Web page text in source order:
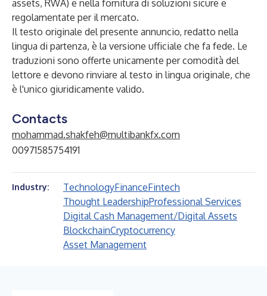
assets, RWA) e nella fornitura di soluzioni sicure e
regolamentate per il mercato.
Il testo originale del presente annuncio, redatto nella
lingua di partenza, è la versione ufficiale che fa fede. Le
traduzioni sono offerte unicamente per comodità del
lettore e devono rinviare al testo in lingua originale, che
è l'unico giuridicamente valido.
Contacts
mohammad.shakfeh@multibankfx.com
00971585754191
Industry: TechnologyFinanceFintech
Thought LeadershipProfessional Services
Digital Cash Management/Digital Assets
BlockchainCryptocurrency
Asset Management